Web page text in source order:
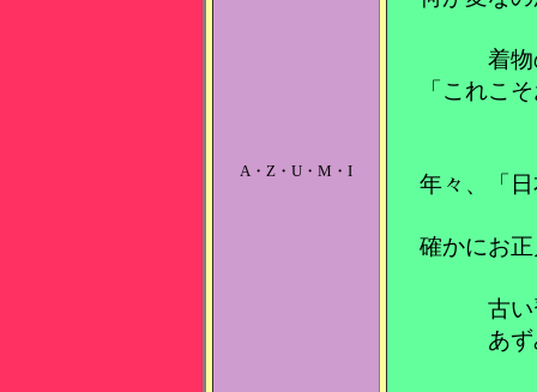
A・Z・U・M・I
着
「これこ
年々、「
確かにお
古
あ